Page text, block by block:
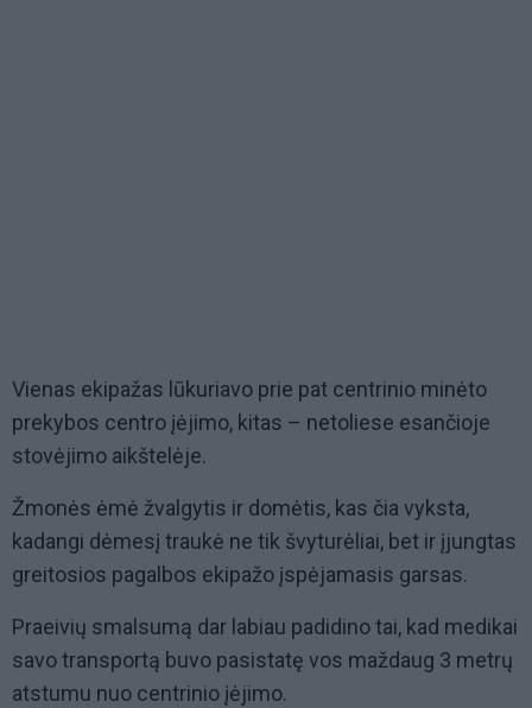
Vienas ekipažas lūkuriavo prie pat centrinio minėto
prekybos centro įėjimo, kitas – netoliese esančioje
stovėjimo aikštelėje.
Žmonės ėmė žvalgytis ir domėtis, kas čia vyksta,
kadangi dėmesį traukė ne tik švyturėliai, bet ir įjungtas
greitosios pagalbos ekipažo įspėjamasis garsas.
Praeivių smalsumą dar labiau padidino tai, kad medikai
savo transportą buvo pasistatę vos maždaug 3 metrų
atstumu nuo centrinio įėjimo.